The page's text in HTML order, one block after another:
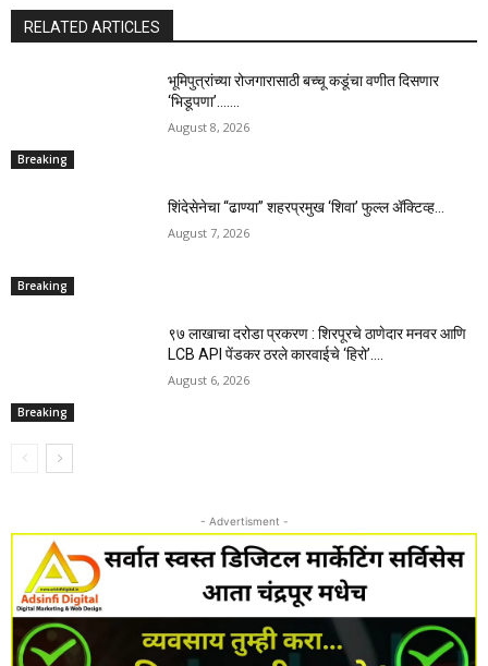
RELATED ARTICLES
Breaking
भूमिपुत्रांच्या रोजगारासाठी बच्चू कडूंचा वणीत दिसणार
‘भिडूपणा’…….
August 8, 2026
Breaking
शिंदेसेनेचा “ढाण्या” शहरप्रमुख ‘शिवा’ फुल्ल ॲक्टिव्ह…
August 7, 2026
Breaking
९७ लाखाचा दरोडा प्रकरण : शिरपूरचे ठाणेदार मनवर आणि
LCB API पेंडकर ठरले कारवाईचे ‘हिरो’….
August 6, 2026
- Advertisment -